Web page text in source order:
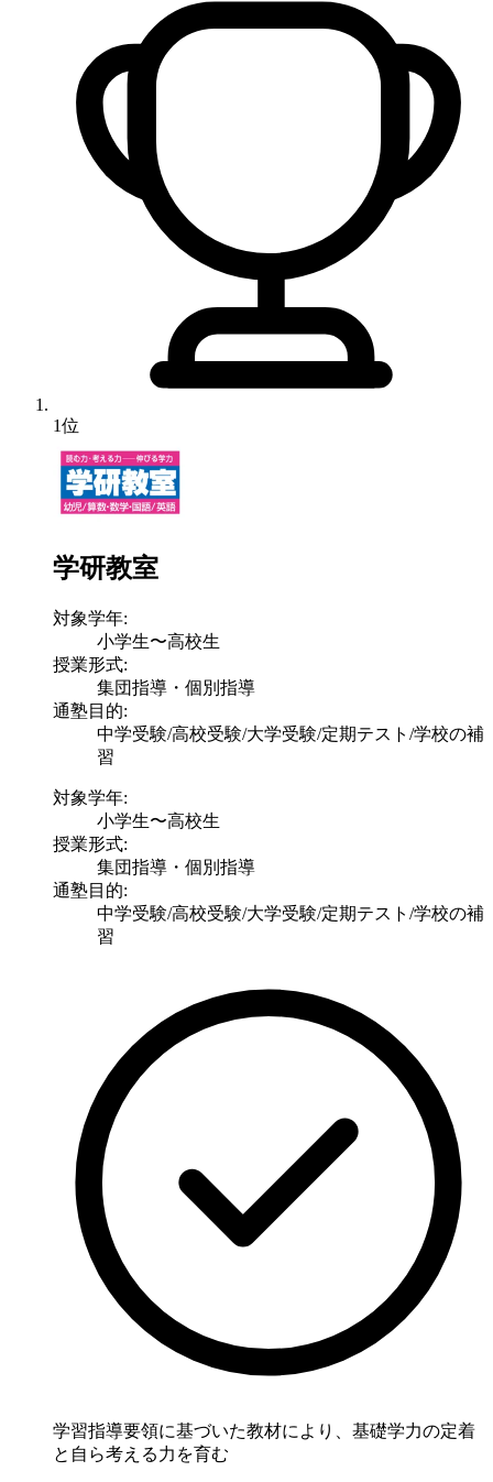
1位
学研教室
対象学年:
小学生〜高校生
授業形式:
集団指導・個別指導
通塾目的:
中学受験/高校受験/大学受験/定期テスト/学校の補
習
対象学年:
小学生〜高校生
授業形式:
集団指導・個別指導
通塾目的:
中学受験/高校受験/大学受験/定期テスト/学校の補
習
学習指導要領に基づいた教材により、基礎学力の定着
と自ら考える力を育む